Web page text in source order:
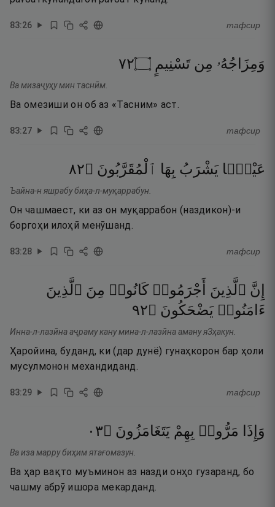
83:26 тафсир
وَمِزَاجُهُۥ مِن تَسْنِيمٍ ۝٢٧
Ва мизаҷуҳу мин таснӣм.
Ва омезиши он об аз «Тасним» аст.
83:27 тафсир
عَيْنًۭا يَشْرَبُ بِهَا ٱلْمُقَرَّبُونَ ۝٢٨
Ъайна-н яшрабу биҳа-л-муқаррабун.
Он чашмаест, ки аз он муқаррабон (наздикон)-и
боргоҳи илоҳӣ менӯшанд.
83:28 тафсир
إِنَّ ٱلَّذِينَ أَجْرَمُوا۟ كَانُوا۟ مِنَ ٱلَّذِينَ
ءَامَنُوا۟ يَضْحَكُونَ ۝٢٩
Инна-л-лазӣна аҷраму кану мина-л-лазӣна аману яЗҳакун.
Ҳаройина, буданд, ки (дар дунё) гунаҳкорон бар ҳоли
мусулмонон механдиданд.
83:29 тафсир
وَإِذَا مَرُّوا۟ بِهِمْ يَتَغَامَزُونَ ۝٣٠
Ва иза марру биҳим ятағомазун.
Ва ҳар вақто муъминон аз назди онҳо гузаранд, бо
чашму абрӯ ишора мекарданд.